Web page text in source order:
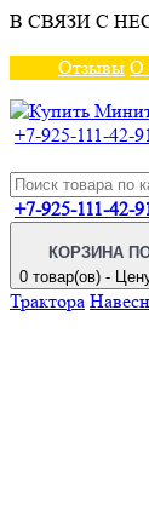
В СВЯЗИ С
Отзывы О
+7-925-111-42-
+7-925-111-42-
КОРЗИНА
0 товар(ов) -
Трактора